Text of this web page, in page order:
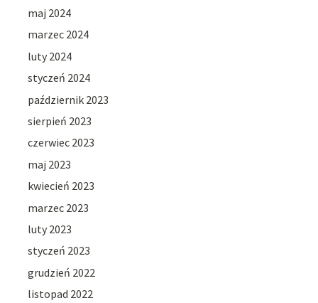
maj 2024
marzec 2024
luty 2024
styczeń 2024
październik 2023
sierpień 2023
czerwiec 2023
maj 2023
kwiecień 2023
marzec 2023
luty 2023
styczeń 2023
grudzień 2022
listopad 2022